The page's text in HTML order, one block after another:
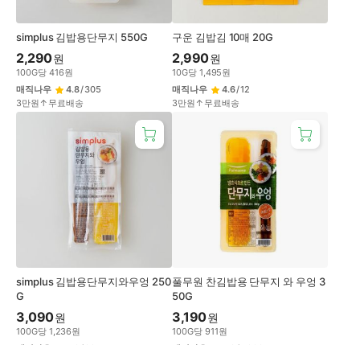
simplus 김밥용단무지 550G
2,290원
100G당 416원
매직나우
4.8/305
3만원↑무료배송
구운 김밥김 10매 20G
2,990원
10G당 1,495원
매직나우
4.6/12
3만원↑무료배송
simplus 김밥용단무지와우엉 250
G
3,090원
100G당 1,236원
풀무원 찬김밥용 단무지 와 우엉 3
50G
3,190원
100G당 911원